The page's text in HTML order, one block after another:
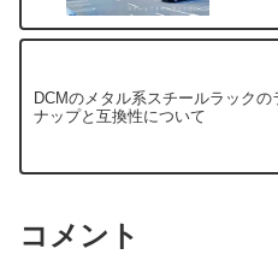
DCMのメタル系スチールラックの
ナップと互換性について
コメント